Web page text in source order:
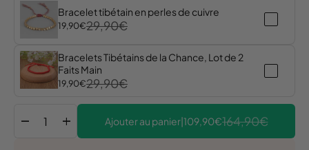
Bracelet tibétain en perles de cuivre
19,90€29,90€
Bracelets Tibétains de la Chance, Lot de 2
Faits Main
19,90€29,90€
remove add Ajouter au panier|109,90€164,90€